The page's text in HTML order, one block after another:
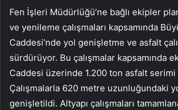
Fen İşleri Müdürlüğü’ne bağlı ekipler
ve yenileme çalışmaları kapsamında
Caddesi’nde yol genişletme ve asfalt
sürdürüyor. Bu çalışmalar kapsamında
Caddesi üzerinde 1.200 ton asfalt
Çalışmalarla 620 metre uzunluğundaki
genişletildi. Altyapı çalışmaları